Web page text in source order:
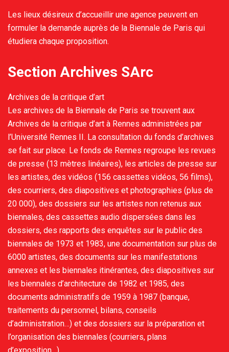
Les lieux désireux d’accueillir une agence peuvent en
formuler la demande auprès de la Biennale de Paris qui
étudiera chaque proposition.
Section Archives SArc
Archives de la critique d’art
Les archives de la Biennale de Paris se trouvent aux
Archives de la critique d’art à Rennes administrées par
l’Université Rennes II. La consultation du fonds d’archives
se fait sur place. Le fonds de Rennes regroupe les revues
de presse (13 mètres linéaires), les articles de presse sur
les artistes, des vidéos (156 cassettes vidéos, 56 films),
des courriers, des diapositives et photographies (plus de
20 000), des dossiers sur les artistes non retenus aux
biennales, des cassettes audio dispersées dans les
dossiers, des rapports des enquêtes sur le public des
biennales de 1973 et 1983, une documentation sur plus de
6000 artistes, des documents sur les manifestations
annexes et les biennales itinérantes, des diapositives sur
les biennales d’architecture de 1982 et 1985, des
documents administratifs de 1959 à 1987 (banque,
traitements du personnel, bilans, conseils
d’administration…) et des dossiers sur la préparation et
l’organisation des biennales (courriers, plans